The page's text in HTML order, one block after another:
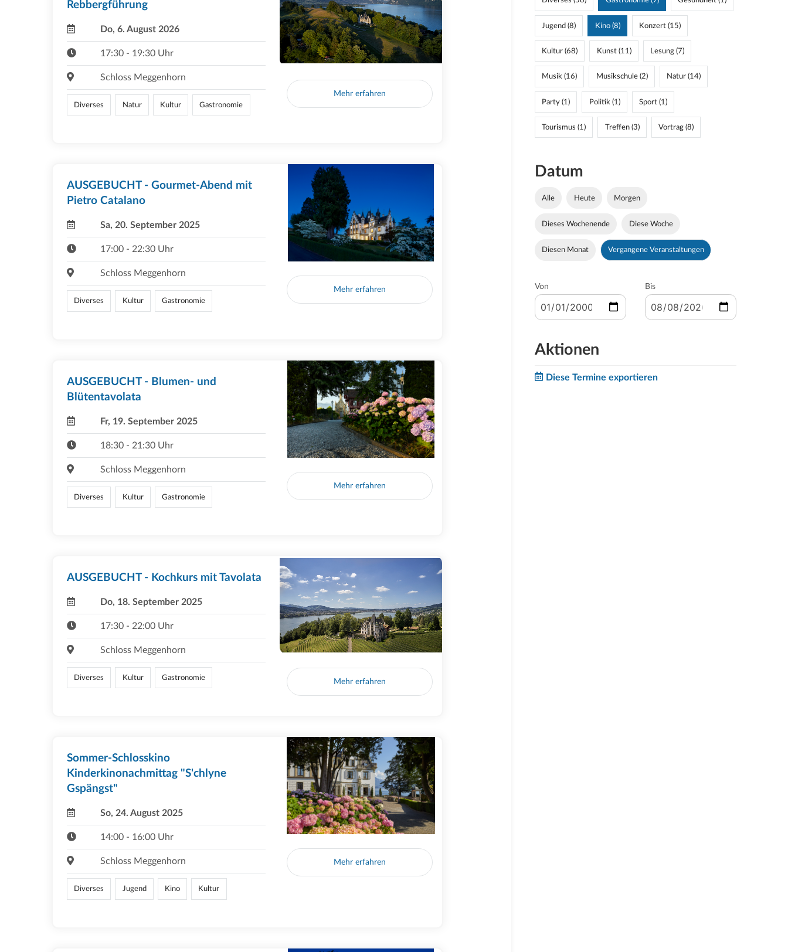
Rebbergführung
Do, 6. August 2026
17:30 - 19:30 Uhr
Schloss Meggenhorn
Diverses Natur Kultur Gastronomie
Mehr erfahren
AUSGEBUCHT - Gourmet-Abend mit
Pietro Catalano
Sa, 20. September 2025
17:00 - 22:30 Uhr
Schloss Meggenhorn
Diverses Kultur Gastronomie
Mehr erfahren
AUSGEBUCHT - Blumen- und
Blütentavolata
Fr, 19. September 2025
18:30 - 21:30 Uhr
Schloss Meggenhorn
Diverses Kultur Gastronomie
Mehr erfahren
AUSGEBUCHT - Kochkurs mit Tavolata
Do, 18. September 2025
17:30 - 22:00 Uhr
Schloss Meggenhorn
Diverses Kultur Gastronomie Mehr erfahren
Sommer-Schlosskino
Kinderkinonachmittag "S'chlyne
Gspängst"
So, 24. August 2025
14:00 - 16:00 Uhr
Schloss Meggenhorn
Diverses Jugend Kino Kultur
Mehr erfahren
Jugend (8) Kino (8) Konzert (15)
Kultur (68) Kunst (11) Lesung (7)
Musik (16) Musikschule (2) Natur (14)
Party (1) Politik (1) Sport (1)
Tourismus (1) Treffen (3) Vortrag (8)
Datum
Alle Heute Morgen
Dieses Wochenende Diese Woche
Diesen Monat Vergangene Veranstaltungen
Von Bis
Aktionen
Diese Termine exportieren